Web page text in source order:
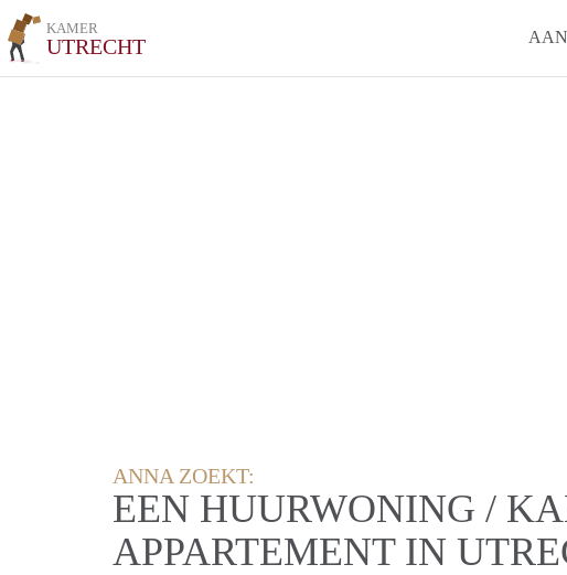
KAMER
UTRECHT
ANNA ZOEKT:
EEN HUURWONING /
APPARTEMENT IN